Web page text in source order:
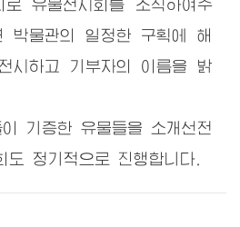
유물전시회를 조직하여주
박물관의 일정한 구획에 해
시하고 기부자의 이름을 밝
기증한 유물들을 소개선전
도 정기적으로 진행합니다.